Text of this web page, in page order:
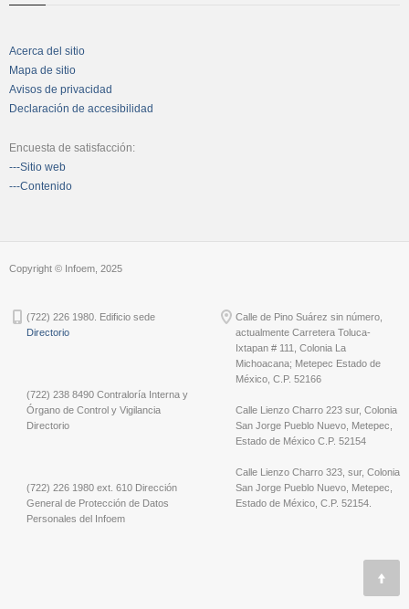
Acerca del sitio
Mapa de sitio
Avisos de privacidad
Declaración de accesibilidad
Encuesta de satisfacción:
---Sitio web
---Contenido
Copyright © Infoem, 2025
(722) 226 1980. Edificio sede
Directorio
(722) 238 8490 Contraloría Interna y
Órgano de Control y Vigilancia
Directorio
(722) 226 1980 ext. 610 Dirección
General de Protección de Datos
Personales del Infoem
Calle de Pino Suárez sin número,
actualmente Carretera Toluca-
Ixtapan # 111, Colonia La
Michoacana; Metepec Estado de
México, C.P. 52166
Calle Lienzo Charro 223 sur, Colonia
San Jorge Pueblo Nuevo, Metepec,
Estado de México C.P. 52154
Calle Lienzo Charro 323, sur, Colonia
San Jorge Pueblo Nuevo, Metepec,
Estado de México, C.P. 52154.